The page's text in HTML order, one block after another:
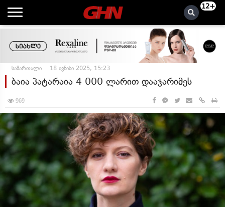
12+
სამართალი 18 ივნისი 2025, 15:23
ბაია პატარაია 4 000 ლარით დააჯარიმეს
969